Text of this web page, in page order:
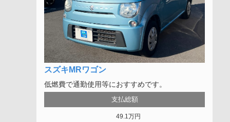
スズキMRワゴン
低燃費で通勤使用等におすすめです。
支払総額
49.1万円